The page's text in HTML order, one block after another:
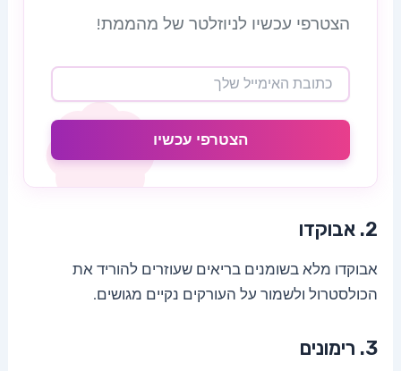
הצטרפי עכשיו לניוזלטר של מהממת!
הצטרפי עכשיו
2. אבוקדו
אבוקדו מלא בשומנים בריאים שעוזרים להוריד את
הכולסטרול ולשמור על העורקים נקיים מגושים.
3. רימונים